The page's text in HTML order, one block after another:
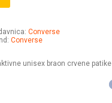
Converse
Converse
unisex braon crvene patike